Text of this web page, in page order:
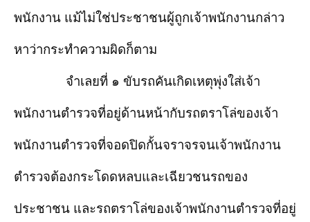
พนักงาน แม้ไม่ใช่ประชาชนผู้ถูกเจ้าพนักงานกล่าว
หาว่ากระทำความผิดก็ตาม
จำเลยที่ ๑ ขับรถคันเกิดเหตุพุ่งใส่เจ้า
พนักงานตำรวจที่อยู่ด้านหน้ากับรถตราโล่ของเจ้า
พนักงานตำรวจที่จอดปิดกั้นจราจรจนเจ้าพนักงาน
ตำรวจต้องกระโดดหลบและเฉียวชนรถของ
ประชาชน และรถตราโล่ของเจ้าพนักงานตำรวจที่อยู่